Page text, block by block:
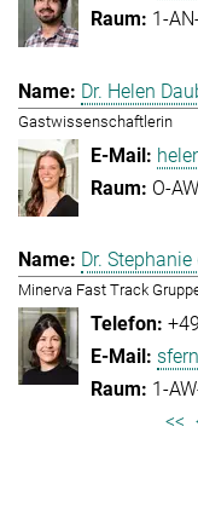
1-
Dr. Helen
Gastwissenschaftlerin
O-
Dr.
Minerva Fast Track
1-
<<